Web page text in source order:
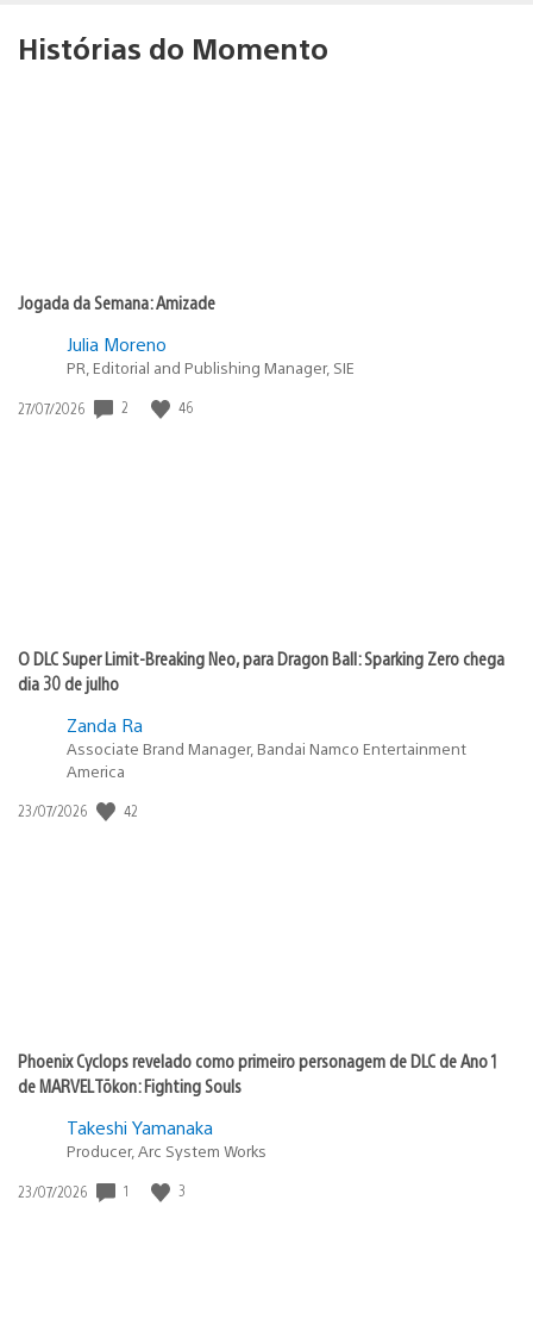
Histórias do Momento
Jogada da Semana: Amizade
Julia Moreno
PR, Editorial and Publishing Manager, SIE
Data
27/07/2026 2 46
O DLC Super Limit-Breaking Neo, para Dragon Ball: Sparking Zero chega
dia 30 de julho
Zanda Ra
Associate Brand Manager, Bandai Namco Entertainment
America
Data
23/07/2026 42
Phoenix Cyclops revelado como primeiro personagem de DLC de Ano 1
de MARVEL Tōkon: Fighting Souls
Takeshi Yamanaka
Producer, Arc System Works
Data
23/07/2026 1 3